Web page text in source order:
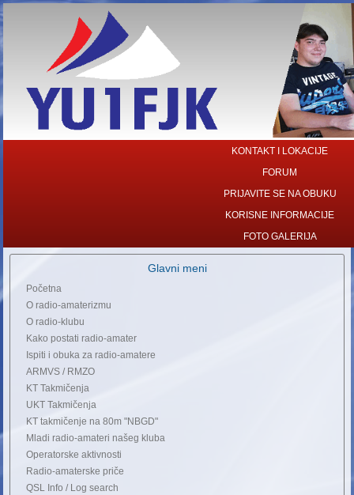
KONTAKT I LOKACIJE
FORUM
PRIJAVITE SE NA OBUKU
KORISNE INFORMACIJE
FOTO GALERIJA
Glavni meni
Početna
O radio-amaterizmu
O radio-klubu
Kako postati radio-amater
Ispiti i obuka za radio-amatere
ARMVS / RMZO
KT Takmičenja
UKT Takmičenja
KT takmičenje na 80m "NBGD"
Mladi radio-amateri našeg kluba
Operatorske aktivnosti
Radio-amaterske priče
QSL Info / Log search